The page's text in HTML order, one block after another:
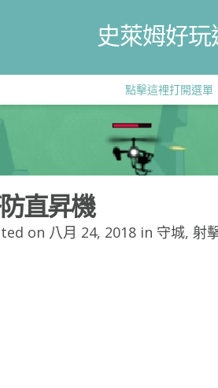
史萊姆好
點擊這裡打開選單
直昇機
on 八月 24, 2018 in 守城, 射